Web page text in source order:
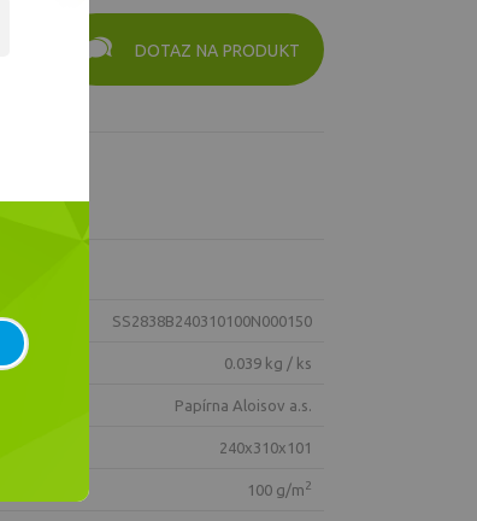
DOTAZ NA PRODUKT
SS2838B240310100N000150
0.039 kg / ks
Papírna Aloisov a.s.
240x310x101
100 g/m2